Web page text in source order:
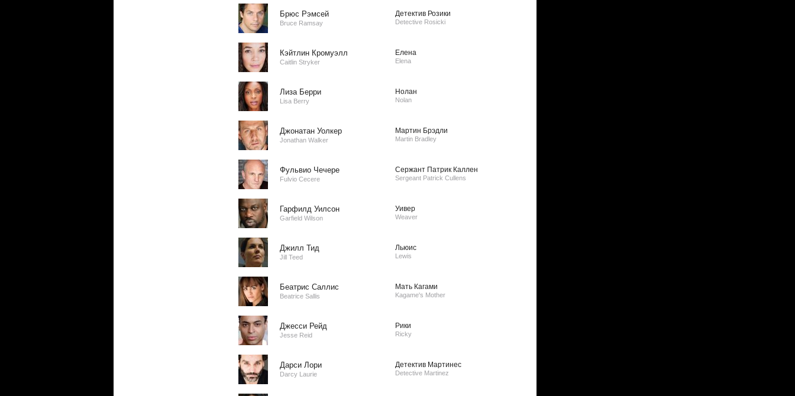
Брюс Рэмсей
Bruce Ramsay
Детектив Розики
Detective Rosicki
Кэйтлин Кромуэлл
Caitlin Stryker
Елена
Elena
Лиза Берри
Lisa Berry
Нолан
Nolan
Джонатан Уолкер
Jonathan Walker
Мартин Брэдли
Martin Bradley
Фульвио Чечере
Fulvio Cecere
Сержант Патрик Каллен
Sergeant Patrick Cullens
Гарфилд Уилсон
Garfield Wilson
Уивер
Weaver
Джилл Тид
Jill Teed
Льюис
Lewis
Беатрис Саллис
Beatrice Sallis
Мать Кагами
Kagame's Mother
Джесси Рейд
Jesse Reid
Рики
Ricky
Дарси Лори
Darcy Laurie
Детектив Мартинес
Detective Martinez